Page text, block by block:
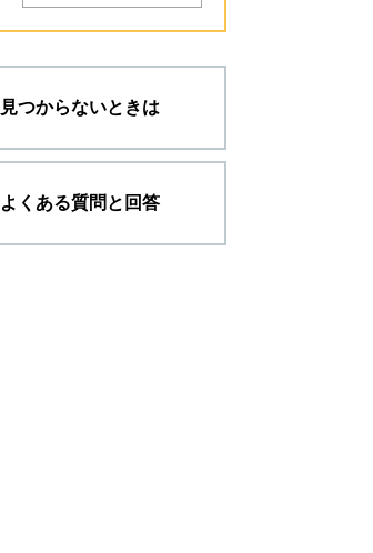
見つからないときは
よくある質問と回答